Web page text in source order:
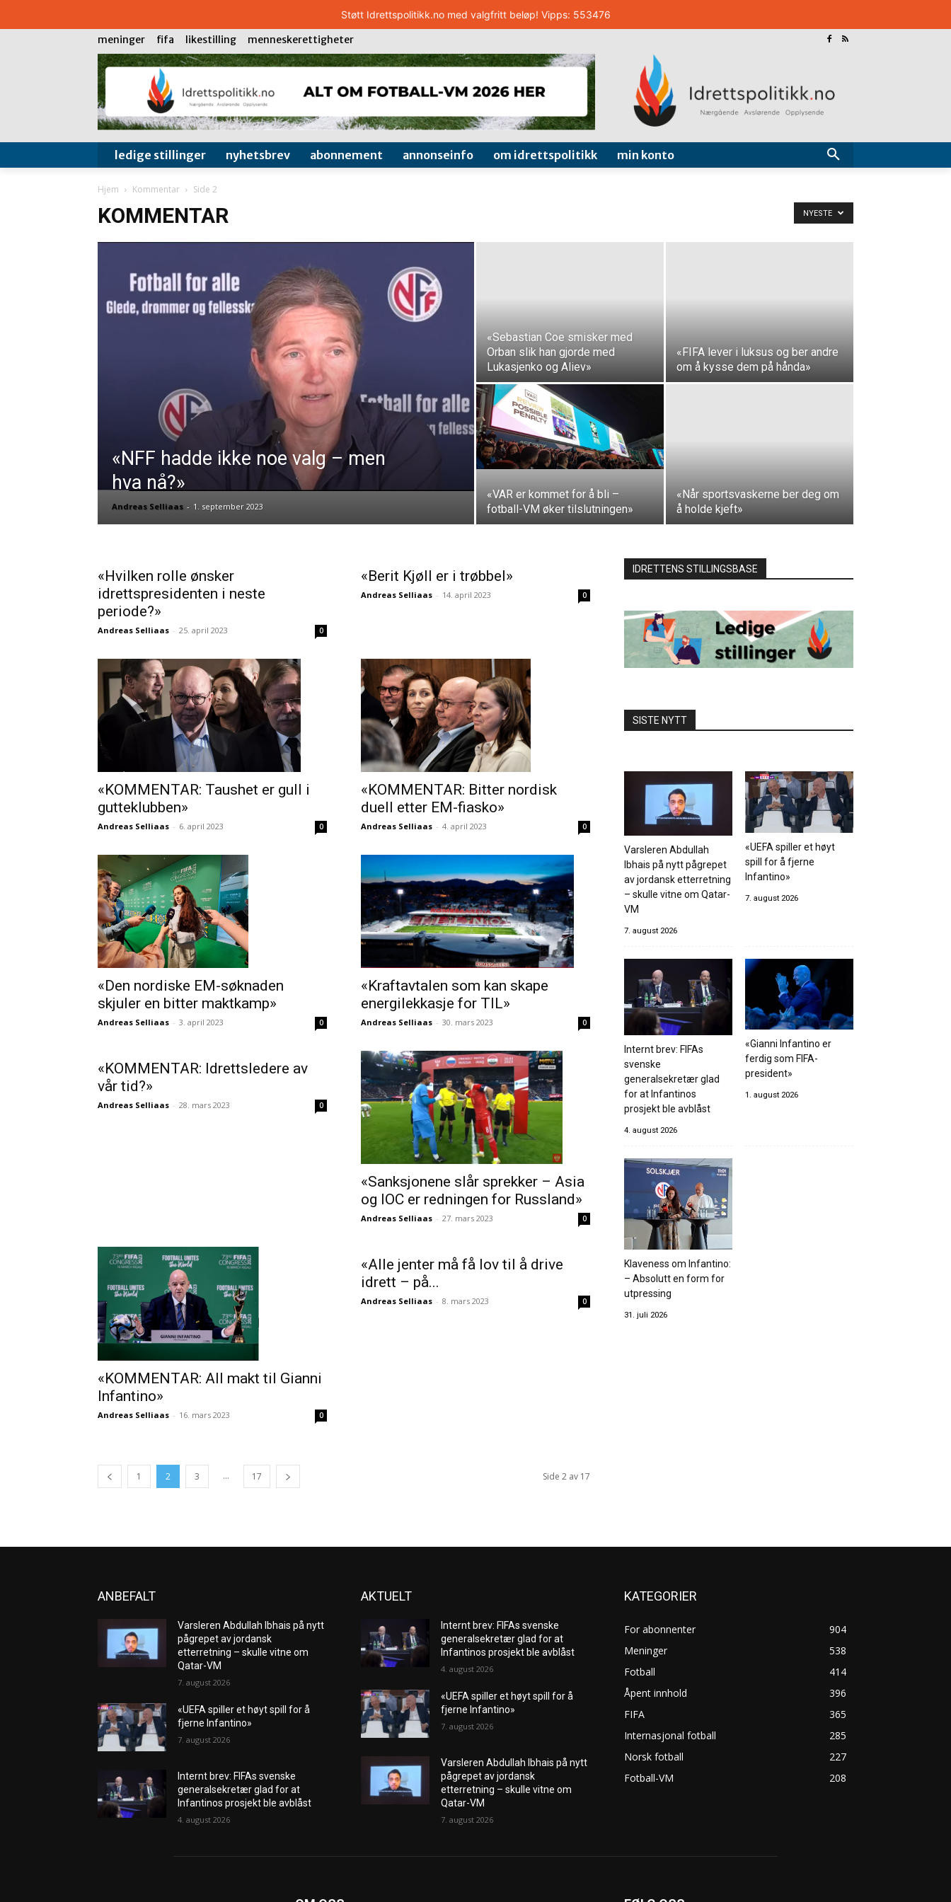
Støtt Idrettspolitikk.no med valgfritt beløp! Vipps: 553476
meninger fifa likestilling menneskerettigheter
ledige stillinger nyhetsbrev abonnement annonseinfo om idrettspolitikk min konto
Hjem Kommentar Side 2
KOMMENTAR NYESTE
«NFF hadde ikke noe valg – men
hva nå?»
Andreas Selliaas - 1. september 2023
«Sebastian Coe smisker med
Orban slik han gjorde med
Lukasjenko og Aliev»
«FIFA lever i luksus og ber andre
om å kysse dem på hånda»
«VAR er kommet for å bli –
fotball-VM øker tilslutningen»
«Når sportsvaskerne ber deg om
å holde kjeft»
«Hvilken rolle ønsker
idrettspresidenten i neste
periode?»
Andreas Selliaas - 25. april 2023 0
«Berit Kjøll er i trøbbel»
Andreas Selliaas - 14. april 2023 0
«KOMMENTAR: Taushet er gull i
gutteklubben»
Andreas Selliaas - 6. april 2023 0
«KOMMENTAR: Bitter nordisk
duell etter EM-fiasko»
Andreas Selliaas - 4. april 2023 0
«Den nordiske EM-søknaden
skjuler en bitter maktkamp»
Andreas Selliaas - 3. april 2023 0
«Kraftavtalen som kan skape
energilekkasje for TIL»
Andreas Selliaas - 30. mars 2023 0
«KOMMENTAR: Idrettsledere av
vår tid?»
Andreas Selliaas - 28. mars 2023 0
«Sanksjonene slår sprekker – Asia
og IOC er redningen for Russland»
Andreas Selliaas - 27. mars 2023 0
«KOMMENTAR: All makt til Gianni
Infantino»
Andreas Selliaas - 16. mars 2023 0
«Alle jenter må få lov til å drive
idrett – på...
Andreas Selliaas - 8. mars 2023 0
1 2 3 ... 17 Side 2 av 17
IDRETTENS STILLINGSBASE
SISTE NYTT
Varsleren Abdullah
Ibhais på nytt pågrepet
av jordansk etterretning
– skulle vitne om Qatar-
VM
7. august 2026
«UEFA spiller et høyt
spill for å fjerne
Infantino»
7. august 2026
Internt brev: FIFAs
svenske
generalsekretær glad
for at Infantinos
prosjekt ble avblåst
4. august 2026
«Gianni Infantino er
ferdig som FIFA-
president»
1. august 2026
Klaveness om Infantino:
– Absolutt en form for
utpressing
31. juli 2026
ANBEFALT
Varsleren Abdullah Ibhais på nytt
pågrepet av jordansk
etterretning – skulle vitne om
Qatar-VM
7. august 2026
«UEFA spiller et høyt spill for å
fjerne Infantino»
7. august 2026
Internt brev: FIFAs svenske
generalsekretær glad for at
Infantinos prosjekt ble avblåst
4. august 2026
AKTUELT
Internt brev: FIFAs svenske
generalsekretær glad for at
Infantinos prosjekt ble avblåst
4. august 2026
«UEFA spiller et høyt spill for å
fjerne Infantino»
7. august 2026
Varsleren Abdullah Ibhais på nytt
pågrepet av jordansk
etterretning – skulle vitne om
Qatar-VM
7. august 2026
KATEGORIER
For abonnenter
904
Meninger
538
Fotball
414
Åpent innhold
396
FIFA
365
Internasjonal fotball
285
Norsk fotball
227
Fotball-VM
208